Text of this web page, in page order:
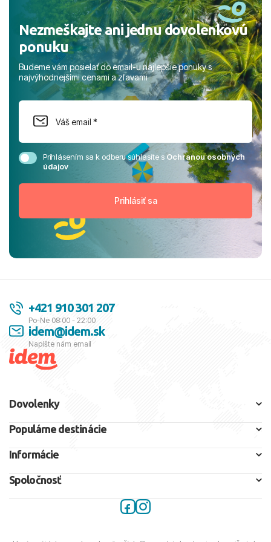
Nezmeškajte ani jednu dovolenkovú
ponuku
Budeme vám posielať do email-u najlepšie ponuky s
najvýhodnejšími cenami a zľavami
Prihlásením sa k odberu súhlasíte sOchranou osobných
údajov
+421 910 301 207
Po-Ne 08:00 - 22:00
idem@idem.sk
Napíšte nám email
Dovolenky
Populárne destinácie
Informácie
Spoločnosť